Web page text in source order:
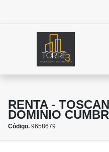
RENTA -
DOMINIO
Código. 9658679